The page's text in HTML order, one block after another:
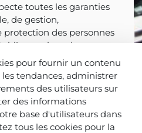
toutes les garanties
de gestion,
protection des personnes
par le cadre
de systèmes. Ce
personne de signaler des
contraires à notre
garantir le suivi du
relative à une
pour fournir un contenu
les tendances, administrer
des utilisateurs sur
des informations
base d'utilisateurs dans
tous les cookies pour la